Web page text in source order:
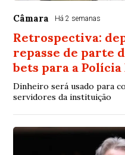
Câmara Há 2 semanas
Retrospectiva:
repasse de parte
bets para a Polícia
Dinheiro será usado para
servidores da instituição